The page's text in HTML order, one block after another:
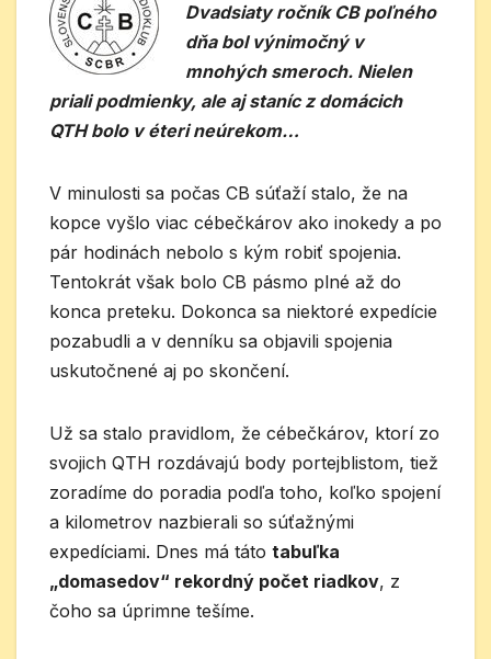
Dvadsiaty ročník CB poľného
dňa bol výnimočný v
mnohých smeroch. Nielen
priali podmienky, ale aj staníc z domácich
QTH bolo v éteri neúrekom…
V minulosti sa počas CB súťaží stalo, že na
kopce vyšlo viac cébečkárov ako inokedy a po
pár hodinách nebolo s kým robiť spojenia.
Tentokrát však bolo CB pásmo plné až do
konca preteku. Dokonca sa niektoré expedície
pozabudli a v denníku sa objavili spojenia
uskutočnené aj po skončení.
Už sa stalo pravidlom, že cébečkárov, ktorí zo
svojich QTH rozdávajú body portejblistom, tiež
zoradíme do poradia podľa toho, koľko spojení
a kilometrov nazbierali so súťažnými
expedíciami. Dnes má táto tabuľka
„domasedov“ rekordný počet riadkov, z
čoho sa úprimne tešíme.